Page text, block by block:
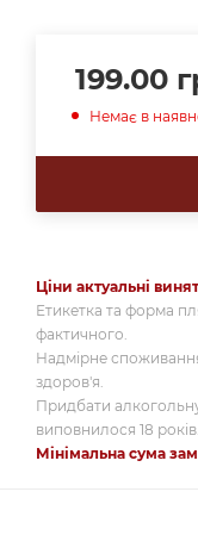
199.00
Немає в
Ціни актуальні
Етикетка та форма
фактичного.
Надмірне
здоров'я.
Придбати
виповнилося 18 років.
Мінімальна сума